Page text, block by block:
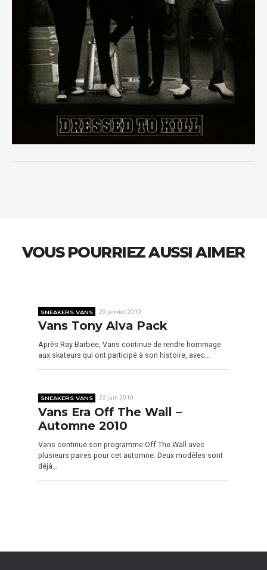
VOUS POURRIEZ AUSSI AIMER
SNEAKERS VANS 29 janvier 2010
Vans Tony Alva Pack
Après Ray Barbee, Vans continue de rendre hommage
aux skateurs qui ont participé à son histoire, avec…
SNEAKERS VANS 22 juin 2010
Vans Era Off The Wall –
Automne 2010
Vans continue son programme Off The Wall avec
plusieurs paires pour cet automne. Deux modèles sont
déjà…